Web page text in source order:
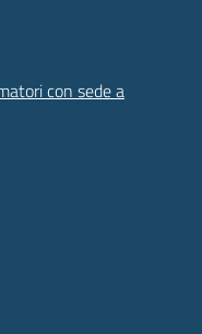
con sede a